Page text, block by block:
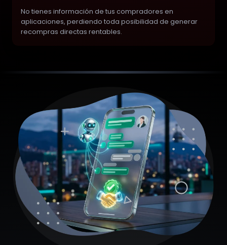
No tienes información de tus compradores en
aplicaciones, perdiendo toda posibilidad de generar
recompras directas rentables.